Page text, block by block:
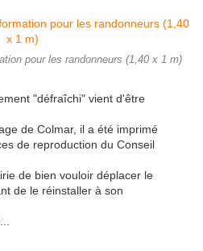
pour les randonneurs (1,40 x 1 m)
"défraîchi" vient d'être
de Colmar, il a été imprimé
de reproduction du Conseil
de bien vouloir déplacer le
de le réinstaller à son